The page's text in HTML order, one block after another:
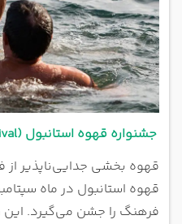
جشنواره قهوه استانبول (Istanbul Coffee Festival)
قهوه بخشی جدایی‌ناپذیر
قهوه استانبول در ماه
فرهنگ را جشن می‌گیرد. این